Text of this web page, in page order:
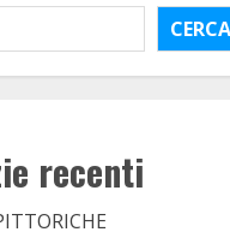
CERCA
recenti